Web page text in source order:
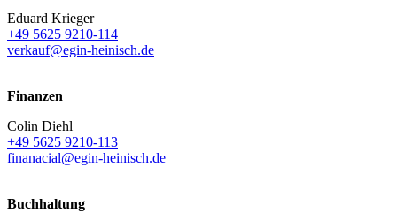
Eduard Krieger
+49 5625 9210-114
verkauf@egin-heinisch.de
Finanzen
Colin Diehl
+49 5625 9210-113
finanacial@egin-heinisch.de
Buchhaltung